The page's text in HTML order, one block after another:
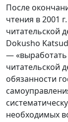
После
чтения в 2001
читательской
Dokusho
—
читательской
обязанности
необходимых